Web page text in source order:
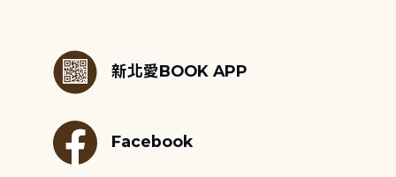
新北愛BOOK APP
Facebook